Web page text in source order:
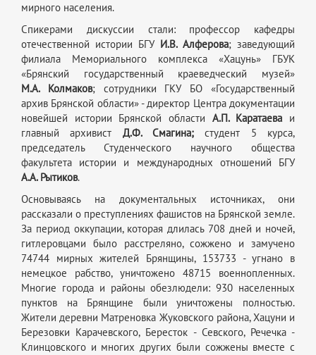
мирного населения.
Спикерами дискуссии стали: профессор кафедры
отечественной истории БГУ И.В. Алферова; заведующий
филиала Мемориального комплекса «Хацунь» ГБУК
«Брянский государственный краеведческий музей»
М.А. Колмаков; сотрудники ГКУ БО «Государственный
архив Брянской области» - директор Центра документации
новейшей истории Брянской области А.П. Каратаева и
главный архивист Д.Ф. Смагина;студент 5 курса,
председатель Студенческого научного общества
факультета истории и международных отношений БГУ
А.А. Рытиков.
Основываясь на документальных источниках, они
рассказали о преступлениях фашистов на Брянской земле.
За период оккупации, которая длилась 708 дней и ночей,
гитлеровцами было расстреляно, сожжено и замучено
74744 мирных жителей Брянщины, 153733 - угнано в
немецкое рабство, уничтожено 48715 военнопленных.
Многие города и районы обезлюдели: 930 населенных
пунктов на Брянщине были уничтожены полностью.
Жители деревни Матреновка Жуковского района, Хацуни и
Березовки Карачевского, Бересток - Севского, Речечка -
Клинцовского и многих других были сожжены вместе с